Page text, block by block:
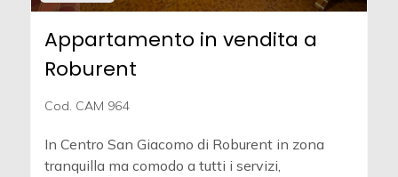
Appartamento in vendita a
Roburent
Cod. CAM 964
In Centro San Giacomo di Roburent in zona
tranquilla ma comodo a tutti i servizi,